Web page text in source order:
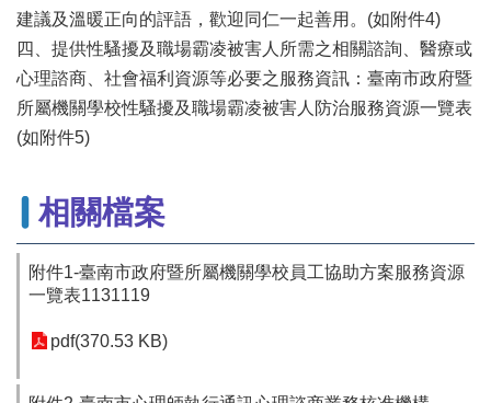
地
籍
圖
實
價
辦
繼
網
導
建議及溫暖正向的評語，歡迎同仁一起善用。(如附件4)
四、提供性騷擾及職場霸凌被害人所需之相關諮詢、醫療或
心理諮商、社會福利資源等必要之服務資訊：臺南市政府暨
所屬機關學校性騷擾及職場霸凌被害人防治服務資源一覽表
(如附件5)
相關檔案
附件1-臺南市政府暨所屬機關學校員工協助方案服務資源
一覽表1131119
pdf(370.53 KB)